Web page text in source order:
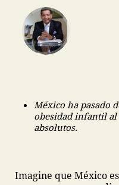
México ha pasado
obesidad infantil al
absolutos.
Imagine que México